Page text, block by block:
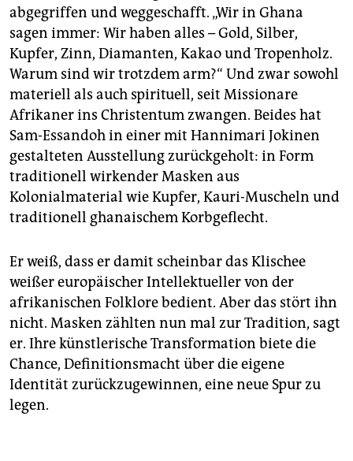
abgegriffen und weggeschafft. „Wir in Ghana
sagen immer: Wir haben alles – Gold, Silber,
Kupfer, Zinn, Diamanten, Kakao und Tropenholz.
Warum sind wir trotzdem arm?“ Und zwar sowohl
materiell als auch spirituell, seit Missionare
Afrikaner ins Christentum zwangen. Beides hat
Sam-Essandoh in einer mit Hannimari Jokinen
gestalteten Ausstellung zurückgeholt: in Form
traditionell wirkender Masken aus
Kolonialmaterial wie Kupfer, Kauri-Muscheln und
traditionell ghanaischem Korbgeflecht.
Er weiß, dass er damit scheinbar das Klischee
weißer europäischer Intellektueller von der
afrikanischen Folklore bedient. Aber das stört ihn
nicht. Masken zählten nun mal zur Tradition, sagt
er. Ihre künstlerische Transformation biete die
Chance, Definitionsmacht über die eigene
Identität zurückzugewinnen, eine neue Spur zu
legen.